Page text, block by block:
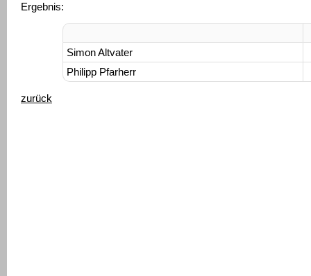
Ergebnis:
Simon Altvater
Philipp Pfarherr
zurück